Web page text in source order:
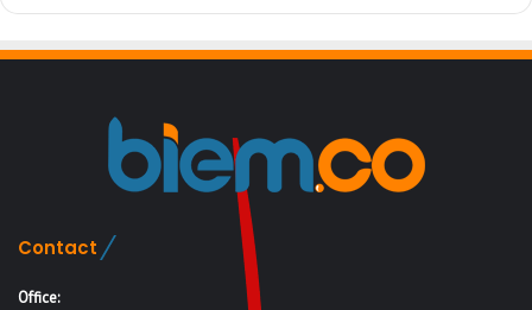
Contact
Office: